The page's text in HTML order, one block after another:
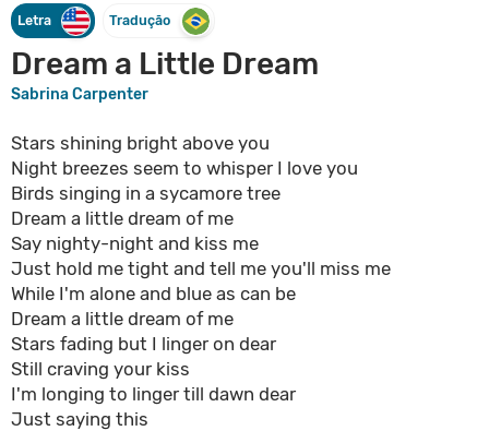
Letra Tradução
Dream a Little Dream
Sabrina Carpenter
Stars shining bright above you
Night breezes seem to whisper I love you
Birds singing in a sycamore tree
Dream a little dream of me
Say nighty-night and kiss me
Just hold me tight and tell me you'll miss me
While I'm alone and blue as can be
Dream a little dream of me
Stars fading but I linger on dear
Still craving your kiss
I'm longing to linger till dawn dear
Just saying this